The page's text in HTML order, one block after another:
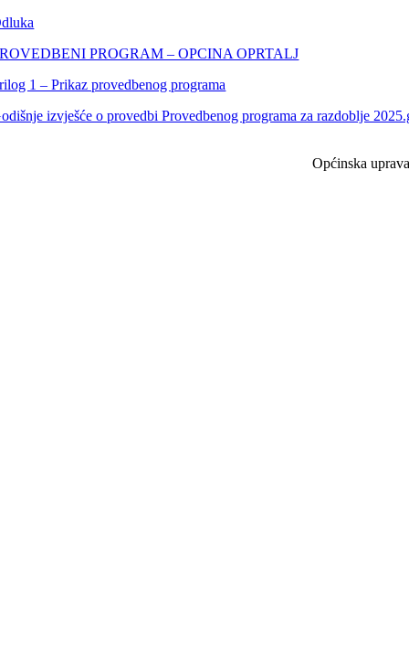
PROGRAM – OPCINA OPRTALJ
1 – Prikaz provedbenog programa
izvješće o provedbi Provedbenog programa za razdoblje
Općinska uprava